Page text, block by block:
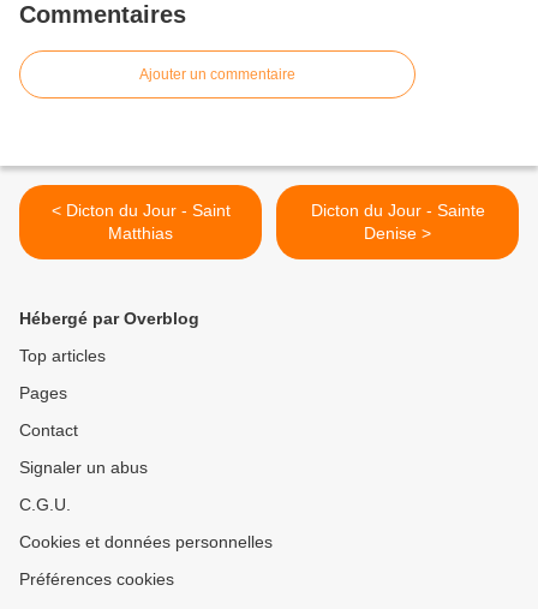
Commentaires
Ajouter un commentaire
< Dicton du Jour - Saint
Matthias
Dicton du Jour - Sainte
Denise >
Hébergé par Overblog
Top articles
Pages
Contact
Signaler un abus
C.G.U.
Cookies et données personnelles
Préférences cookies